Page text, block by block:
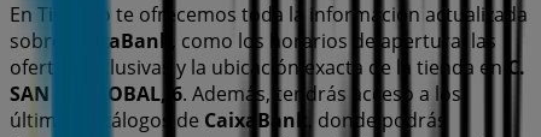
En Tiendeo te ofrecemos toda la información actualizada
sobre
CaixaBank , como los horarios de apertura, las
ofertas exclusivas y la ubicación exacta de la tienda en C.
SAN CRISTOBAL, 6. Además, tendrás acceso a los
últimos catálogos de CaixaBank, donde podrás